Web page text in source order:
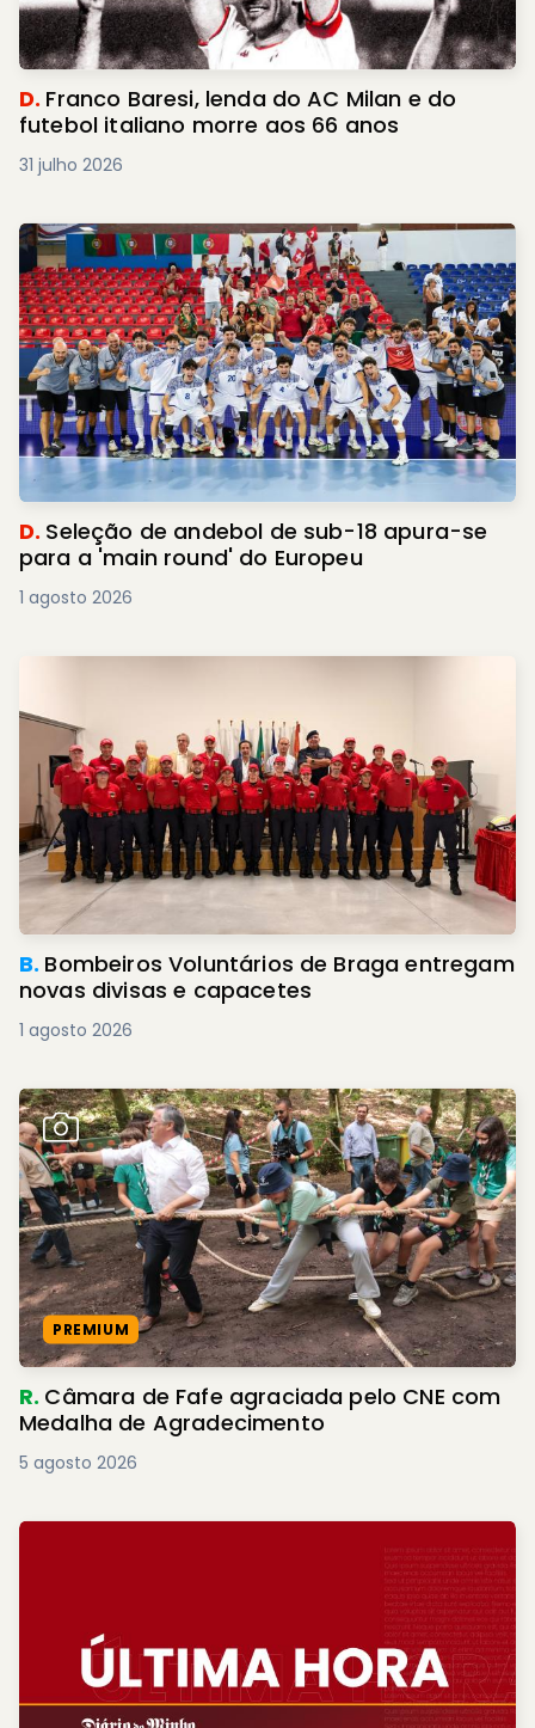
D. Franco Baresi, lenda do AC Milan e do
futebol italiano morre aos 66 anos
31 julho 2026
D. Seleção de andebol de sub-18 apura-se
para a 'main round' do Europeu
1 agosto 2026
B. Bombeiros Voluntários de Braga entregam
novas divisas e capacetes
1 agosto 2026
PREMIUM
R. Câmara de Fafe agraciada pelo CNE com
Medalha de Agradecimento
5 agosto 2026